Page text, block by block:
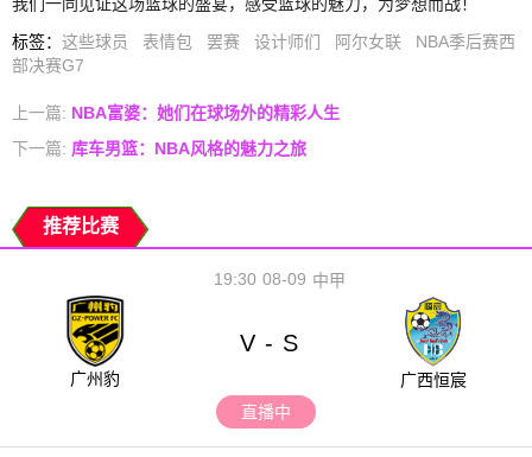
标签： 这些球员 表情包 罢赛 设计师们 阿尔女联
NBA季后赛西
部决赛G7
上一篇: NBA富婆：她们在球场外的精彩人生
下一篇: 库车男篮：NBA风格的魅力之旅
推荐比赛
08-09
19:30 中甲
广州豹
V - S
广西恒宸
直播中